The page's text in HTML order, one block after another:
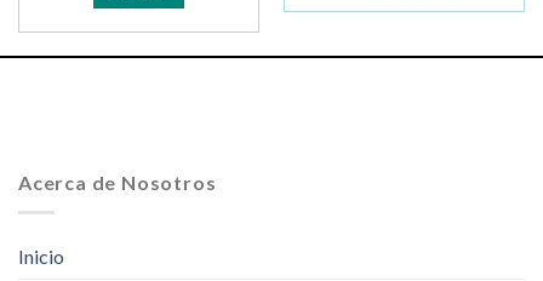
Acerca de Nosotros
Inicio